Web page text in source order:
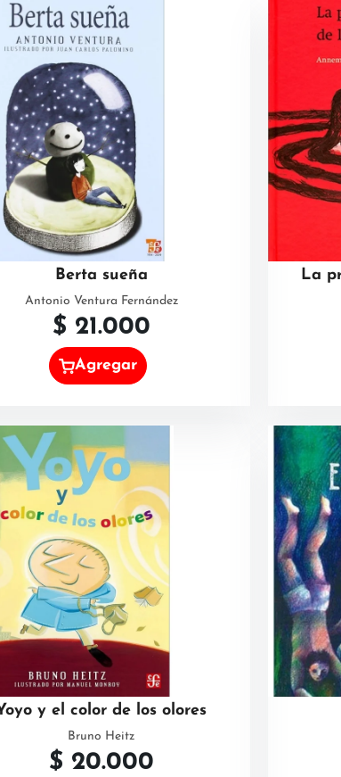
Berta sueña
Antonio Ventura Fernández
$ 21.000
Agregar
La
y el color de los olores
Bruno Heitz
$ 20.000